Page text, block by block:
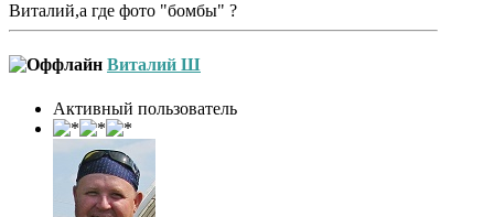
Виталий,а где фото "бомбы" ?
Виталий Ш
Активный пользователь